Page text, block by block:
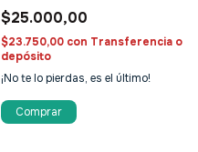
$25.000,00
$23.750,00 con Transferencia o
depósito
¡No te lo pierdas, es el último!